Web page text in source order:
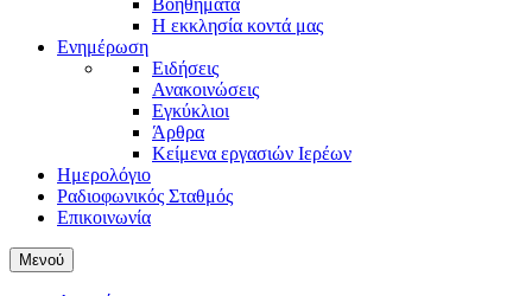
Η εκκλησία κοντά μας
Ενημέρωση
Ειδήσεις
Ανακοινώσεις
Εγκύκλιοι
Άρθρα
Κείμενα εργασιών Ιερέων
Ημερολόγιο
Ραδιοφωνικός Σταθμός
Επικοινωνία
Μενού